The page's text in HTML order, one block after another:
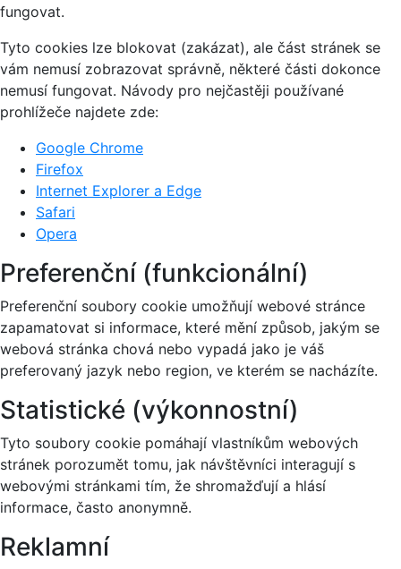
fungovat.
Tyto cookies lze blokovat (zakázat), ale část stránek se
vám nemusí zobrazovat správně, některé části dokonce
nemusí fungovat. Návody pro nejčastěji používané
prohlížeče najdete zde:
Google Chrome
Firefox
Internet Explorer a Edge
Safari
Opera
Preferenční (funkcionální)
Preferenční soubory cookie umožňují webové stránce
zapamatovat si informace, které mění způsob, jakým se
webová stránka chová nebo vypadá jako je váš
preferovaný jazyk nebo region, ve kterém se nacházíte.
Statistické (výkonnostní)
Tyto soubory cookie pomáhají vlastníkům webových
stránek porozumět tomu, jak návštěvníci interagují s
webovými stránkami tím, že shromažďují a hlásí
informace, často anonymně.
Reklamní